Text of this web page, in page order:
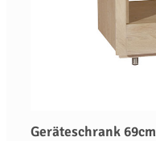
Geräteschrank 69cm